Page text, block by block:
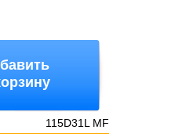
115D31L MF